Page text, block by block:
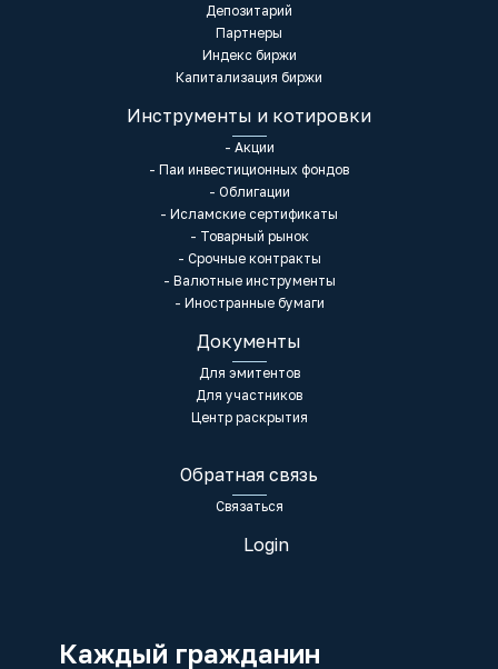
Депозитарий
Партнеры
Индекс биржи
Капитализация биржи
Инструменты и котировки
- Акции
- Паи инвестиционных фондов
- Облигации
- Исламские сертификаты
- Товарный рынок
- Срочные контракты
- Валютные инструменты
- Иностранные бумаги
Документы
Для эмитентов
Для участников
Центр раскрытия
Обратная связь
Связаться
Login
Каждый гражданин